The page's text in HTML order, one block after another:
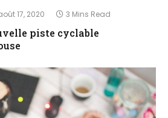
17, 2020 3 Mins Read
piste cyclable